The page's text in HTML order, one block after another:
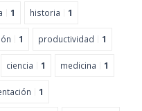
1 historia 1
1 productividad 1
ciencia 1 medicina 1
1